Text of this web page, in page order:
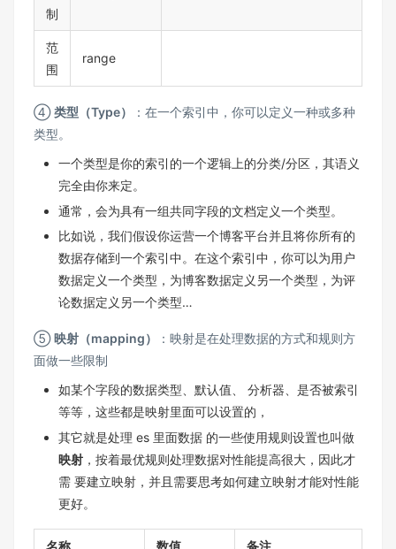
制
范
围
range
④类型（Type）
：在一个索引中，你可以定义一种或多种
类型。
一个类型是你的索引的一个逻辑上的分类/分区，其语义
完全由你来定。
通常，会为具有一组共同字段的文档定义一个类型。
比如说，我们假设你运营一个博客平台并且将你所有的
数据存储到一个索引中。在这个索引中，你可以为用户
数据定义一个类型，为博客数据定义另一个类型，为评
论数据定义另一个类型…
⑤映射（mapping）
：映射是在处理数据的方式和规则方
面做一些限制
如某个字段的数据类型、默认值、 分析器、是否被索引
等等，这些都是映射里面可以设置的，
其它就是处理 es 里面数据 的一些使用规则设置也叫做
映射 ，按着最优规则处理数据对性能提高很大，因此才
需 要建立映射，并且需要思考如何建立映射才能对性能
更好。
名称 数值 备注